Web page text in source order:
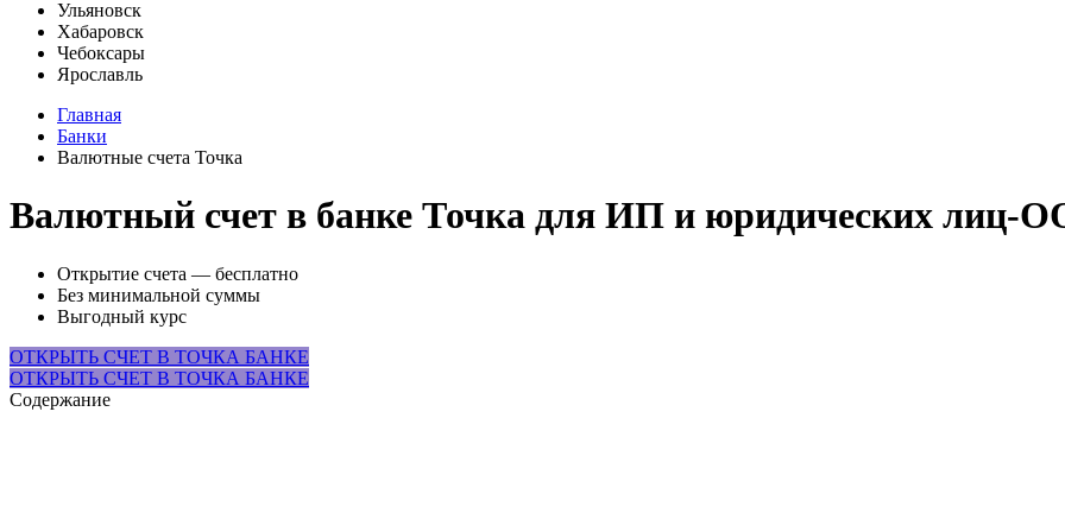
Ульяновск
Хабаровск
Чебоксары
Ярославль
Главная
Банки
Валютные счета Точка
Валютный счет в банке Точка для ИП и юридических лиц-
Открытие счета — бесплатно
Без минимальной суммы
Выгодный курс
ОТКРЫТЬ СЧЕТ В ТОЧКА БАНКЕ
ОТКРЫТЬ СЧЕТ В ТОЧКА БАНКЕ
Содержание